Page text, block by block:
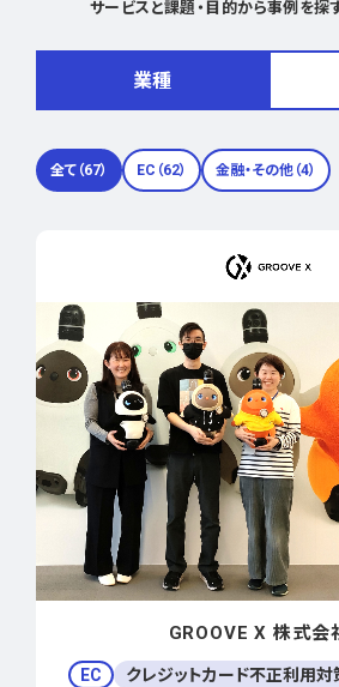
サービスと課題・目的から事例を探
業種
全て（67） EC（62） 金融・その他（4）
GROOVE X 株式会
EC
クレジットカード不正利用対